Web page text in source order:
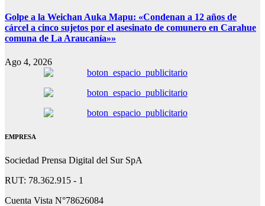
Golpe a la Weichan Auka Mapu: «Condenan a 12 años de
cárcel a cinco sujetos por el asesinato de comunero en Carahue
comuna de La Araucanía»»
Ago 4, 2026
EMPRESA
Sociedad Prensa Digital del Sur SpA
RUT: 78.362.915 - 1
Cuenta Vista N°78626084